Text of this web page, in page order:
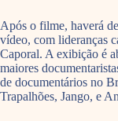
Após o filme, haverá
vídeo, com lideranças
Caporal. A exibição é
maiores
de documentários no
Trapalhões, Jango, e